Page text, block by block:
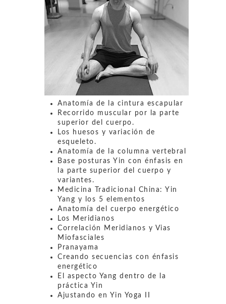
Anatomía de la cintura escapular
Recorrido muscular por la parte
superior del cuerpo.
Los huesos y variación de
esqueleto.
Anatomía de la columna vertebral
Base posturas Yin con énfasis en
la parte superior del cuerpo y
variantes.
Medicina Tradicional China: Yin
Yang y los 5 elementos
Anatomía del cuerpo energético
Los Meridianos
Correlación Meridianos y Vias
Miofasciales
Pranayama
Creando secuencias con énfasis
energético
El aspecto Yang dentro de la
práctica Yin
Ajustando en Yin Yoga II